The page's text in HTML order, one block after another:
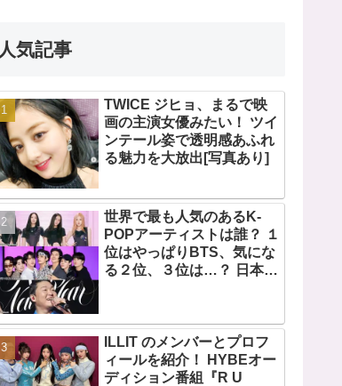
人気記事
TWICE ジヒョ、まるで映
画の主演女優みたい！ ツイ
ンテール姿で透明感あふれ
る魅力を大放出[写真あり]
世界で最も人気のあるK-
POPアーティストは誰？ １
位はやっぱりBTS、気にな
る２位、３位は…？ 日本の
の個性あふれるデータに注
目殺到
ILLIT のメンバーとプロフ
ィールを紹介！ HYBEオー
ディション番組『R U